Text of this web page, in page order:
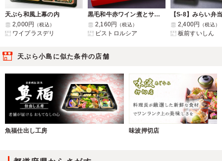
天ぷら和風上幕の内
2,000円
（税込）
ワイプラスデリ
黒毛和牛赤ワイン煮とサーモンのムニエル
2,160円
（税込）
ビストロルシア
2,400円 （税込）
板前すいしん
天ぷら小島に似た条件の店舗
魚福仕出し工房 味波押切店